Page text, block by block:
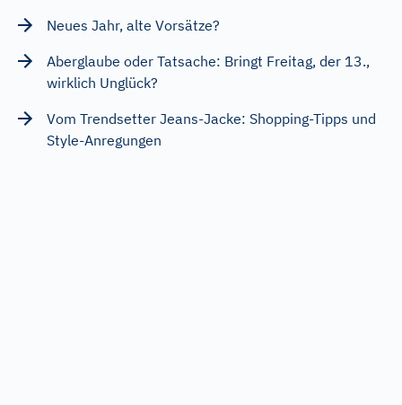
Neues Jahr, alte Vorsätze?
Aberglaube oder Tatsache: Bringt Freitag, der 13.,
wirklich Unglück?
Vom Trendsetter Jeans-Jacke: Shopping-Tipps und
Style-Anregungen